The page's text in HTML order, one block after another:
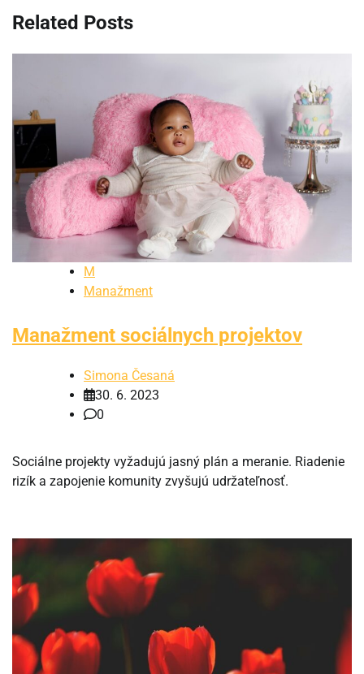
Related Posts
M
Manažment
Manažment sociálnych projektov
Simona Česaná
30. 6. 2023
0
Sociálne projekty vyžadujú jasný plán a meranie. Riadenie
rizík a zapojenie komunity zvyšujú udržateľnosť.